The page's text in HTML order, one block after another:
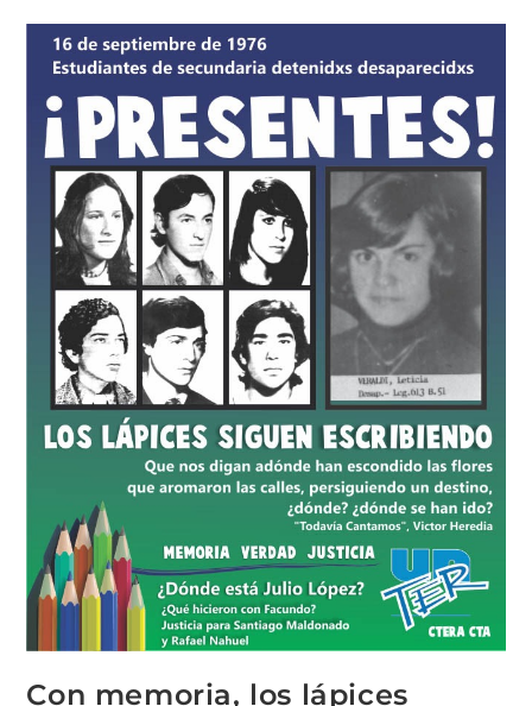
Con memoria, los lápices